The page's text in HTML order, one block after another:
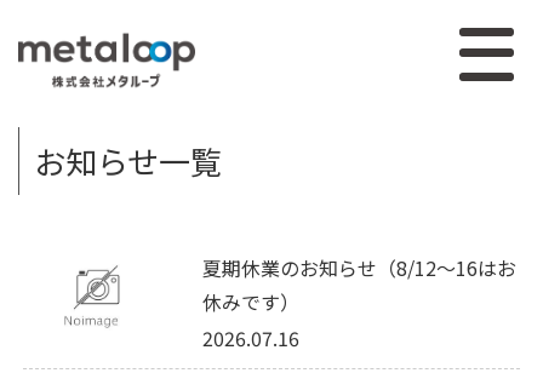
お知らせ一覧
夏期休業のお知らせ（8/12～16はお
休みです）
2026.07.16